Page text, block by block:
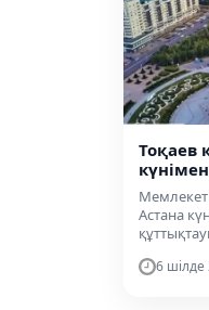
Тоқаев
Астана
6 шілде